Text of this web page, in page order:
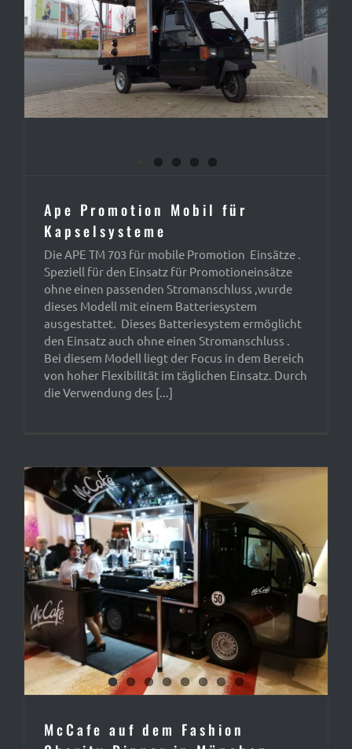
Ape Promotion Mobil für
Kapselsysteme
Die APE TM 703 für mobile Promotion Einsätze .
Speziell für den Einsatz für Promotioneinsätze
ohne einen passenden Stromanschluss ,wurde
dieses Modell mit einem Batteriesystem
ausgestattet. Dieses Batteriesystem ermöglicht
den Einsatz auch ohne einen Stromanschluss .
Bei diesem Modell liegt der Focus in dem Bereich
von hoher Flexibilität im täglichen Einsatz. Durch
die Verwendung des [...]
McCafe auf dem Fashion